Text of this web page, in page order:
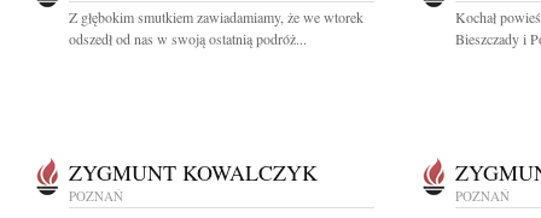
Z głębokim smutkiem zawiadamiamy, że we wtorek
odszedł od nas w swoją ostatnią podróż...
Kochał
Bieszczady i
ZYGMUNT KOWALCZYK
POZNAŃ POZNAŃ